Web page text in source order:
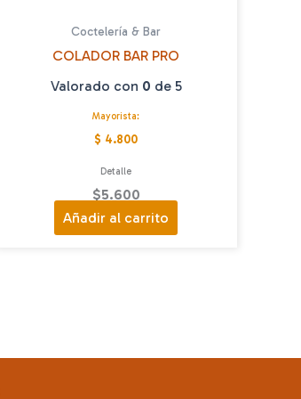
Coctelería & Bar
COLADOR BAR PRO
Valorado con 0 de 5
Mayorista:
$ 4.800
Detalle
$5.600
Añadir al carrito